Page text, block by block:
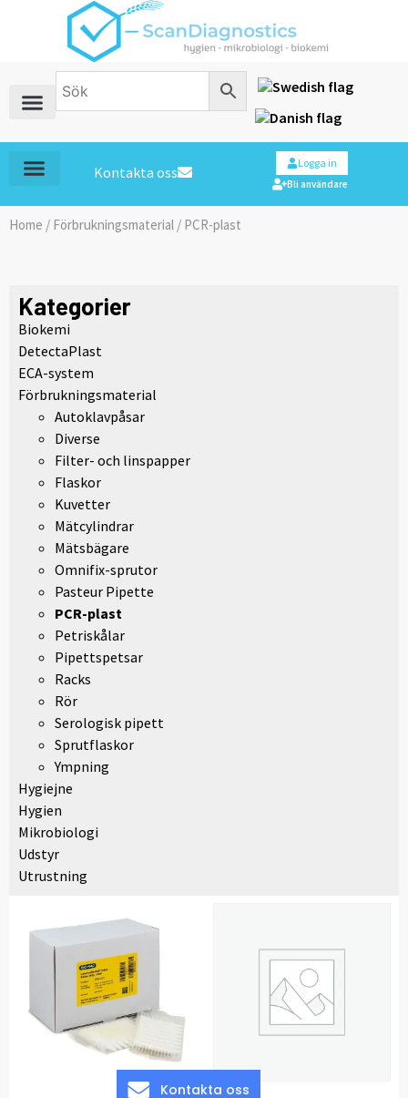
Kontakta oss
Logga in
Bli användare
Home / Förbrukningsmaterial / PCR-plast
Kategorier
Biokemi
DetectaPlast
ECA-system
Förbrukningsmaterial
Autoklavpåsar
Diverse
Filter- och linspapper
Flaskor
Kuvetter
Mätcylindrar
Mätsbägare
Omnifix-sprutor
Pasteur Pipette
PCR-plast
Petriskålar
Pipettspetsar
Racks
Rör
Serologisk pipett
Sprutflaskor
Ympning
Hygiejne
Hygien
Mikrobiologi
Udstyr
Utrustning
Kontakta oss